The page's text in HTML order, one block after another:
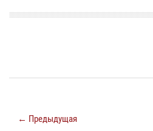
← Предыдущая